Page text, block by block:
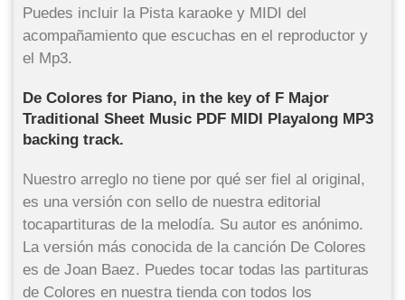
Puedes incluir la Pista karaoke y MIDI del
acompañamiento que escuchas en el reproductor y
el Mp3.
De Colores for Piano, in the key of F Major
Traditional Sheet Music PDF MIDI Playalong MP3
backing track.
Nuestro arreglo no tiene por qué ser fiel al original,
es una versión con sello de nuestra editorial
tocapartituras de la melodía. Su autor es anónimo.
La versión más conocida de la canción De Colores
es de Joan Baez. Puedes tocar todas las partituras
de Colores en nuestra tienda con todos los